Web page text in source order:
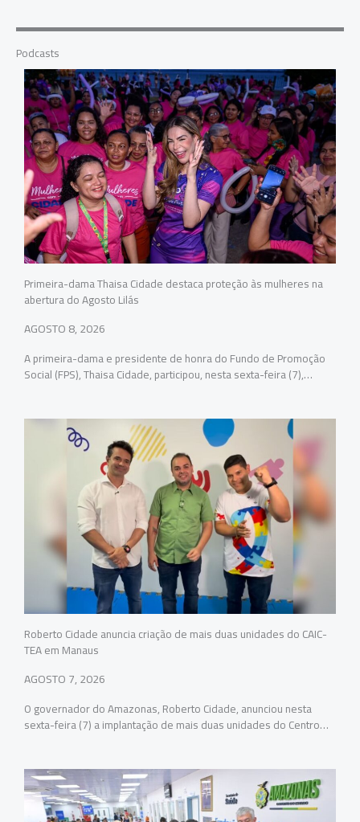
Podcasts
Primeira-dama Thaisa Cidade destaca proteção às mulheres na
abertura do Agosto Lilás
AGOSTO 8, 2026
A primeira-dama e presidente de honra do Fundo de Promoção
Social (FPS), Thaisa Cidade, participou, nesta sexta-feira (7),…
Roberto Cidade anuncia criação de mais duas unidades do CAIC-
TEA em Manaus
AGOSTO 7, 2026
O governador do Amazonas, Roberto Cidade, anunciou nesta
sexta-feira (7) a implantação de mais duas unidades do Centro…